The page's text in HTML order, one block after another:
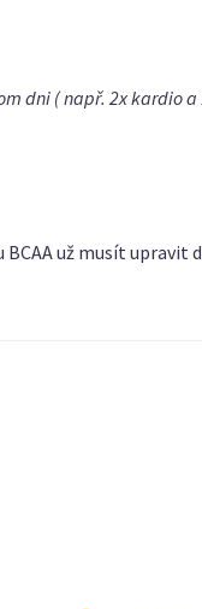
dni ( např. 2x kardio
už musít